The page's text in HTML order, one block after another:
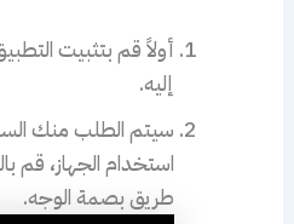
أولاً قم بتثبيت
إليه.
سيتم الطلب منك
استخدام الجهاز،
طريق بصمة الوجه.